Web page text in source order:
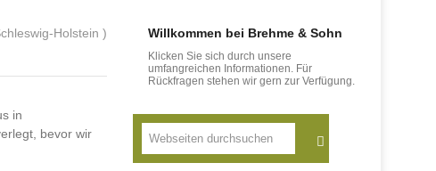
Holstein )
in
bevor wir
Willkommen bei Brehme & Sohn
Klicken Sie sich durch unsere
umfangreichen Informationen. Für
Rückfragen stehen wir gern zur Verfügung.
Suche